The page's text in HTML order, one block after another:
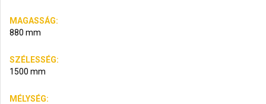
MAGASSÁG:
880 mm
SZÉLESSÉG:
1500 mm
MÉLYSÉG: